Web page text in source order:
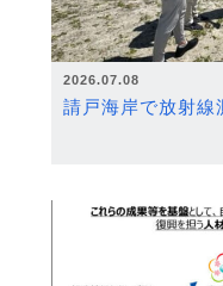
2026.07.08
請戸海岸で放射線